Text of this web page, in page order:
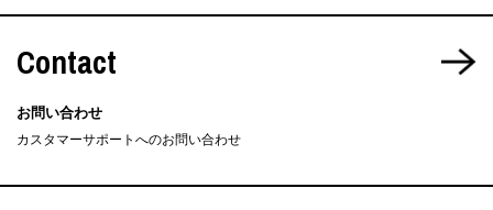
Contact
お問い合わせ
カスタマーサポートへのお問い合わせ